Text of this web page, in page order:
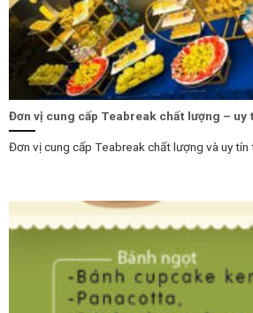
Đơn vị cung cấp Teabreak chất lượng – uy
Đơn vị cung cấp Teabreak chất lượng và uy tín